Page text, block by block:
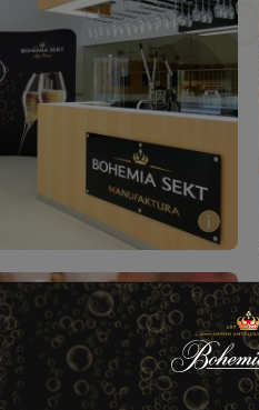
i